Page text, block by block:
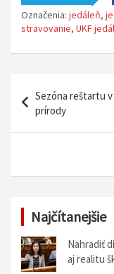
Označenia: jedáleň,
stravovanie, UKF
v
g
Sezóna reštartu
prírody
Najčítanejšie
Nahradiť
aj realitu